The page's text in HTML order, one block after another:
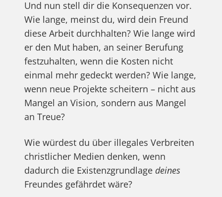
Und nun stell dir die Konsequenzen vor.
Wie lange, meinst du, wird dein Freund
diese Arbeit durchhalten? Wie lange wird
er den Mut haben, an seiner Berufung
festzuhalten, wenn die Kosten nicht
einmal mehr gedeckt werden? Wie lange,
wenn neue Projekte scheitern – nicht aus
Mangel an Vision, sondern aus Mangel
an Treue?
Wie würdest du über illegales Verbreiten
christlicher Medien denken, wenn
dadurch die Existenzgrundlage deines
Freundes gefährdet wäre?